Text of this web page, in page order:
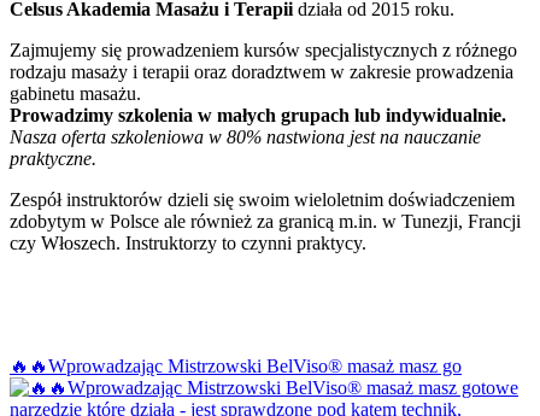
Celsus Akademia Masażu i Terapii działa od 2015 roku.
Zajmujemy się prowadzeniem kursów specjalistycznych z różnego
rodzaju masaży i terapii oraz doradztwem w zakresie prowadzenia
gabinetu masażu.
Prowadzimy szkolenia w małych grupach lub indywidualnie.
Nasza oferta szkoleniowa w 80% nastwiona jest na nauczanie
praktyczne.
Zespół instruktorów dzieli się swoim wieloletnim doświadczeniem
zdobytym w Polsce ale również za granicą m.in. w Tunezji, Francji
czy Włoszech. Instruktorzy to czynni praktycy.
🔥🔥Wprowadzając Mistrzowski BelViso®️ masaż masz go